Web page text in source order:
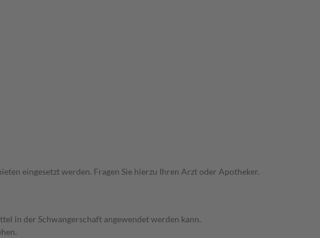
eingesetzt werden. Fragen Sie hierzu Ihren Arzt oder Apotheker.
in der Schwangerschaft angewendet werden kann.